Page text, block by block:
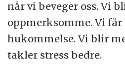
når vi beveger oss. Vi
oppmerksomme. Vi får
hukommelse. Vi blir
takler stress bedre.